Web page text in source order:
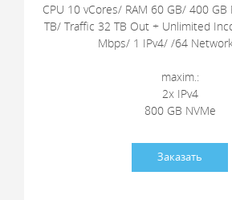
CPU 10 vCores/ RAM 60 GB/ 400 GB
TB/ Traffic 32 TB Out + Unlimited
Mbps/ 1 IPv4/ /64
maxim.:
2x IPv4
800 GB NVMe
Заказать